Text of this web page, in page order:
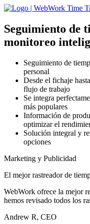
Seguimiento de
monitoreo
Seguimiento de
personal
Desde el fichaje
flujo de trabajo
Se integra
más populares
Información de
optimizar el
Solución integral y
opciones
Marketing y Publicidad
El mejor rastreador de
WebWork ofrece la mejor
hemos revisado todos los
Andrew R, CEO